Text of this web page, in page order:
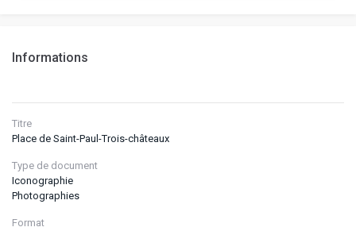
Informations
Titre
Place de Saint-Paul-Trois-châteaux
Type de document
Iconographie
Photographies
Format